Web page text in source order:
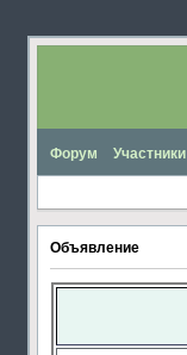
Форум Участники
Объявление